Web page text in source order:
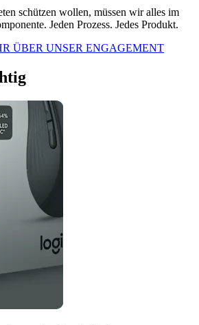
schützen wollen, müssen wir alles im
Jeden Prozess. Jedes Produkt.
ÜBER UNSER ENGAGEMENT